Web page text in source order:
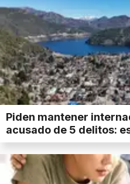
Piden mantener
acusado de 5 delitos: